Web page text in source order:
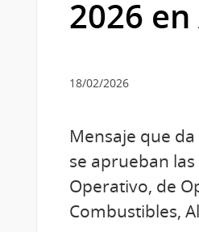
2026
18/02/2026
Mensaje que
se aprueban
Operativo, de
Combustibles,